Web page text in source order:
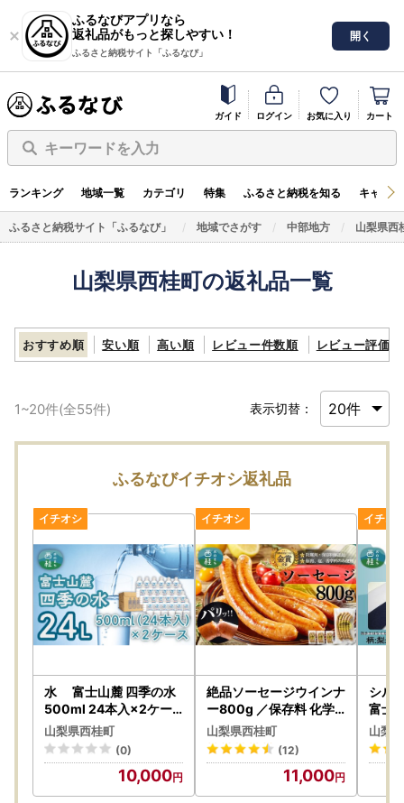
ふるなびアプリなら
返礼品がもっと探しやすい！
ふるさと納税サイト「ふるなび」
開く
ガイド ログイン お気に入り カート
キーワードを入力
ランキング 地域一覧 カテゴリ 特集 ふるさと納税を知る キャン
ふるさと納税サイト「ふるなび」 地域でさがす 中部地方 山梨県西
山梨県西桂町の返礼品一覧
おすすめ順 安い順 高い順 レビュー件数順 レビュー評価順
1~20件(全55件) 表示切替：
ふるなびイチオシ返礼品
水 富士山麓 四季の水
500ml 24本入×2ケー
ス 計48本 富士山の天然
水を使用 / ミネラルウォ
ーター 水 お水 天然水 軟
水 飲料 飲料水 ペットボ
トル 生活必需品 消耗品
山梨県西桂町
(0)
10,000
絶品ソーセージウインナ
ー800g ／保存料 化学
調味料 無添加 山中湖ハ
ム 詰め合わせ ギフト ド
イツ 金賞 冷凍 豚 山梨県
【n0358_mar】
山梨県西桂町
(12)
11,000
シル
富士
／ネ
色／
ルク
葬祭
山梨